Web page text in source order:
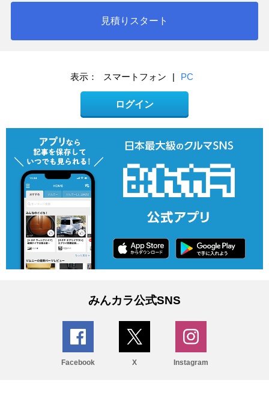
見積りスタート
表示： スマートフォン | PC
ログイン
みんカラ公式SNS
Facebook X Instagram